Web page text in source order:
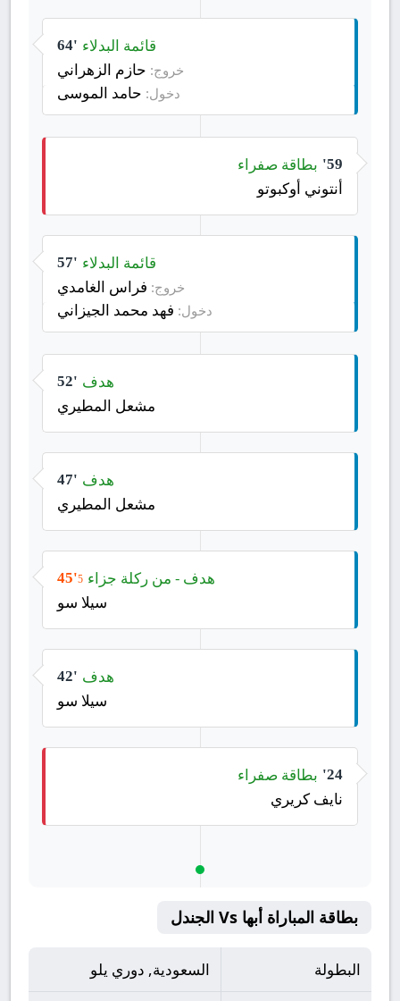
64' قائمة البدلاء
خروج: حازم الزهراني
دخول: حامد الموسى
59' بطاقة صفراء
أنتوني أوكبوتو
57' قائمة البدلاء
خروج: فراس الغامدي
دخول: فهد محمد الجيزاني
52' هدف
مشعل المطيري
47' هدف
مشعل المطيري
45'5 هدف - من ركلة جزاء
سيلا سو
42' هدف
سيلا سو
24' بطاقة صفراء
نايف كريري
بطاقة المباراة أبها Vs الجندل
البطولة السعودية, دوري يلو